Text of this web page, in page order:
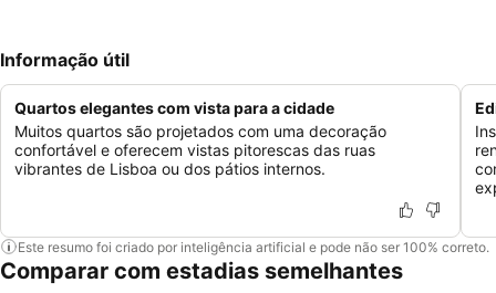
Informação útil
Quartos elegantes com vista para a cidade
Muitos quartos são projetados com uma decoração
confortável e oferecem vistas pitorescas das ruas
vibrantes de Lisboa ou dos pátios internos.
Este resumo foi criado por inteligência artificial e pode não ser 100% correto.
Comparar com estadias semelhantes